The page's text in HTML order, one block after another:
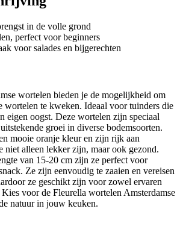
in de volle grond
perfect voor beginners
voor salades en bijgerechten
wortelen bieden je de mogelijkheid om
wortelen te kweken. Ideaal voor tuinders die
eigen oogst. Deze wortelen zijn speciaal
groei in diverse bodemsoorten.
mooie oranje kleur en zijn rijk aan
niet alleen lekker zijn, maar ook gezond.
van 15-20 cm zijn ze perfect voor
Ze zijn eenvoudig te zaaien en vereisen
ze geschikt zijn voor zowel ervaren
voor de Fleurella wortelen Amsterdamse
natuur in jouw keuken.